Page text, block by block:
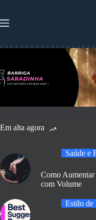
o
Em alta agora
Saúde e
Como
com Volume
Estilo de